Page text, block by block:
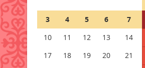
құрылысқа 177 млрд теңге
бөлінді
3
4 5 6 7
10
11 12 13 14
17
18 19 20 21